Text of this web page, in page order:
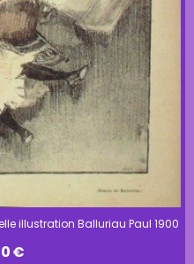
illustration Balluriau Paul 1900
€